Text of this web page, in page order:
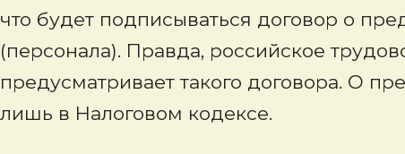
что будет подписываться договор о
(персонала). Правда, российское
предусматривает такого договора. О
лишь в Налоговом кодексе.